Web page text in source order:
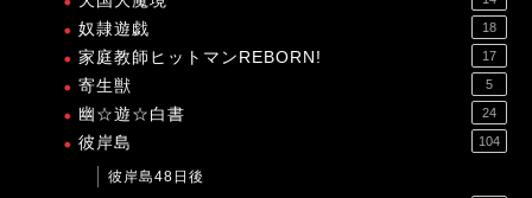
奴隷遊戯 18
家庭教師ヒットマンREBORN! 17
寄生獣 5
幽☆遊☆白書 24
彼岸島 104
彼岸島48日後